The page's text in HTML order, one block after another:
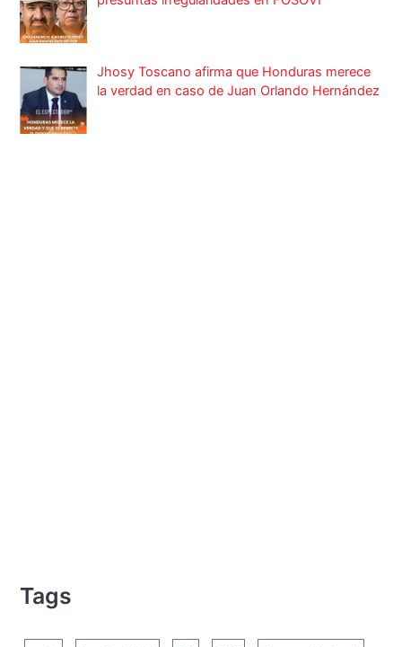
Jhosy Toscano afirma que Honduras merece
la verdad en caso de Juan Orlando Hernández
Tags